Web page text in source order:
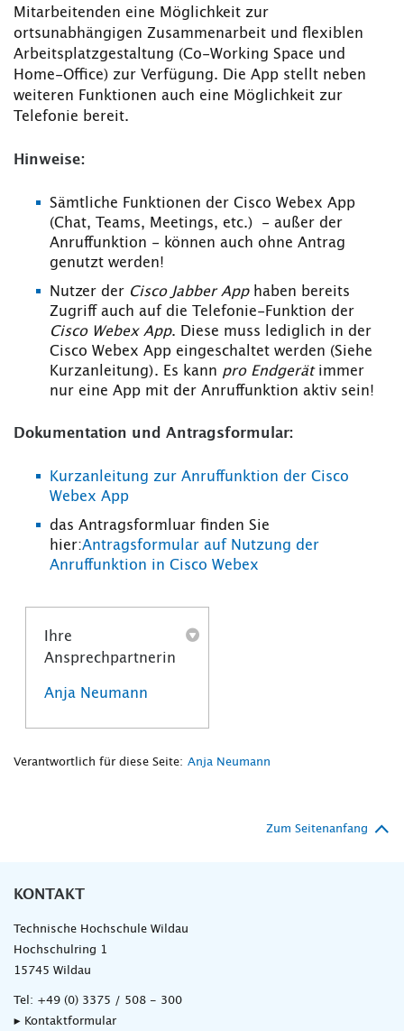
Mitarbeitenden eine Möglichkeit zur
ortsunabhängigen Zusammenarbeit und flexiblen
Arbeitsplatzgestaltung (Co-Working Space und
Home-Office) zur Verfügung. Die App stellt neben
weiteren Funktionen auch eine Möglichkeit zur
Telefonie bereit.
Hinweise:
Sämtliche Funktionen der Cisco Webex App
(Chat, Teams, Meetings, etc.) - außer der
Anruffunktion - können auch ohne Antrag
genutzt werden!
Nutzer der Cisco Jabber Apphaben bereits
Zugriff auch auf die Telefonie-Funktion der
Cisco Webex App. Diese muss lediglich in der
Cisco Webex App eingeschaltet werden (Siehe
Kurzanleitung). Es kann pro Endgerätimmer
nur eine App mit der Anruffunktion aktiv sein!
Dokumentation und Antragsformular:
Kurzanleitung zur Anruffunktion der Cisco
Webex App
das Antragsformluar finden Sie
hier:Antragsformular auf Nutzung der
Anruffunktion in Cisco Webex
Ihre
Ansprechpartnerin
Anja Neumann
Verantwortlich für diese Seite: Anja Neumann
Zum Seitenanfang
KONTAKT
Technische Hochschule Wildau
Hochschulring 1
15745 Wildau
Tel: +49 (0) 3375 / 508 - 300
▸ Kontaktformular